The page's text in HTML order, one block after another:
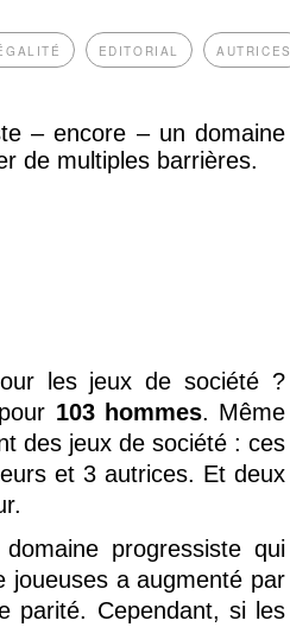
EDITORIAL AUTRICES
– encore – un domaine
de multiples barrières.
les jeux de société ?
103 hommes. Même
des jeux de société : ces
et 3 autrices. Et deux
progressiste qui
joueuses a augmenté par
parité. Cependant, si les